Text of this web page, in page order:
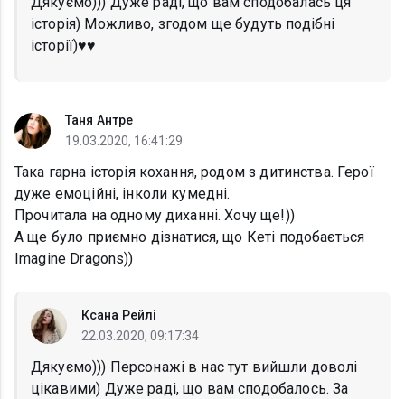
історія) Можливо, згодом ще будуть подібні
історії)♥️♥️
Таня Антре
19.03.2020, 16:41:29
Така гарна історія кохання, родом з дитинства. Герої
дуже емоційні, інколи кумедні.
Прочитала на одному диханні. Хочу ще!))
А ще було приємно дізнатися, що Кеті подобається
Imagine Dragons))
Ксана Рейлі
22.03.2020, 09:17:34
Дякуємо))) Персонажі в нас тут вийшли доволі
цікавими) Дуже раді, що вам сподобалось. За